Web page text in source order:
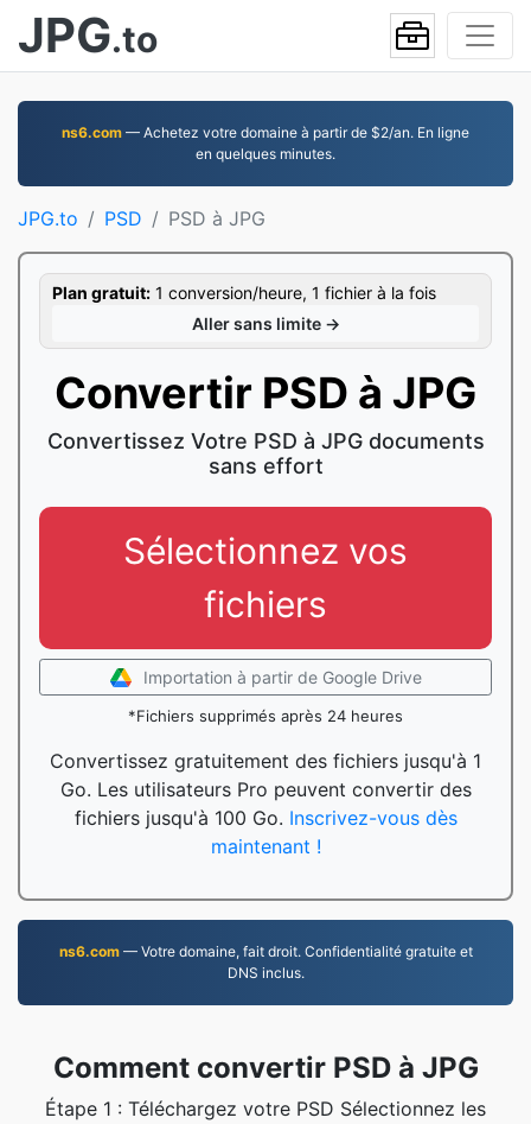
JPG.to
ns6.com — Achetez votre domaine à partir de $2/an. En ligne
en quelques minutes.
JPG.to PSD PSD à JPG
Plan gratuit: 1 conversion/heure, 1 fichier à la fois
Aller sans limite →
Convertir PSD à JPG
Convertissez Votre PSD à JPG documents
sans effort
Sélectionnez vos
fichiers
Importation à partir de Google Drive
*Fichiers supprimés après 24 heures
Convertissez gratuitement des fichiers jusqu'à 1
Go. Les utilisateurs Pro peuvent convertir des
fichiers jusqu'à 100 Go. Inscrivez-vous dès
maintenant !
ns6.com— Votre domaine, fait droit. Confidentialité gratuite et
DNS inclus.
Comment convertir PSD à JPG
Étape 1 : Téléchargez votre PSD Sélectionnez les